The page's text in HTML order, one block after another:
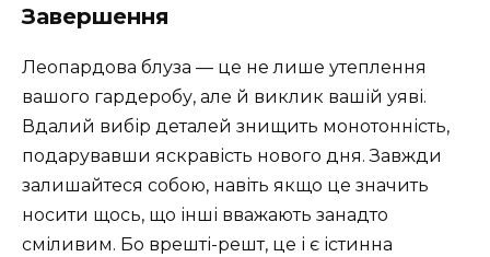
Завершення
Леопардова блуза — це не лише утеплення
вашого гардеробу, але й виклик вашій уяві.
Вдалий вибір деталей знищить монотонність,
подарувавши яскравість нового дня. Завжди
залишайтеся собою, навіть якщо це значить
носити щось, що інші вважають занадто
сміливим. Бо врешті-решт, це і є істинна